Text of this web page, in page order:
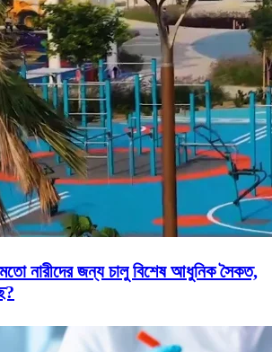
নারীদের জন্য চালু বিশেষ আধুনিক সৈকত,